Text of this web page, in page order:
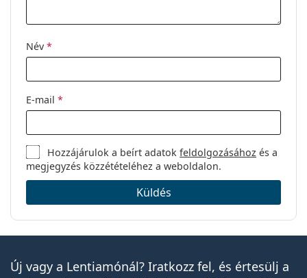
Név *
E-mail *
Hozzájárulok a beírt adatokfeldolgozásához és a
megjegyzés közzétételéhez a weboldalon.
Küldés
Új vagy a Lentiamónál? Iratkozz fel, és értesülj a